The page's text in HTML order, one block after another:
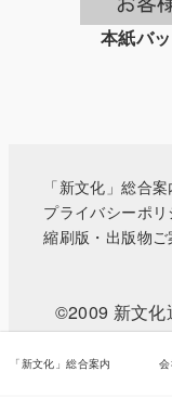
本紙バ
「新文化」総合案
プライバシーポリ
縮刷版・出版物ご
©2009 新文化
WEBサイトに
「新文化」総合案内